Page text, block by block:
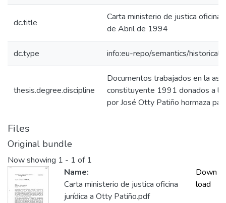
dc.title
Carta ministerio de justica
de Abril de 1994
dc.type info:eu-repo/semantics/historical
thesis.degree.discipline
Documentos trabajados en la
constituyente 1991 donados a la
por José Otty Patiño hormaza
Files
Original bundle
Now showing 1 - 1 of 1
Name:
Carta ministerio de justica oficina
jurídica a Otty Patiño.pdf
Down
load